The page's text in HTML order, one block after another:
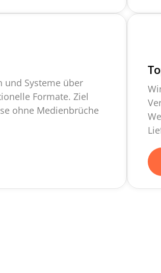
und Systeme über
Formate. Ziel
ohne Medienbrüche